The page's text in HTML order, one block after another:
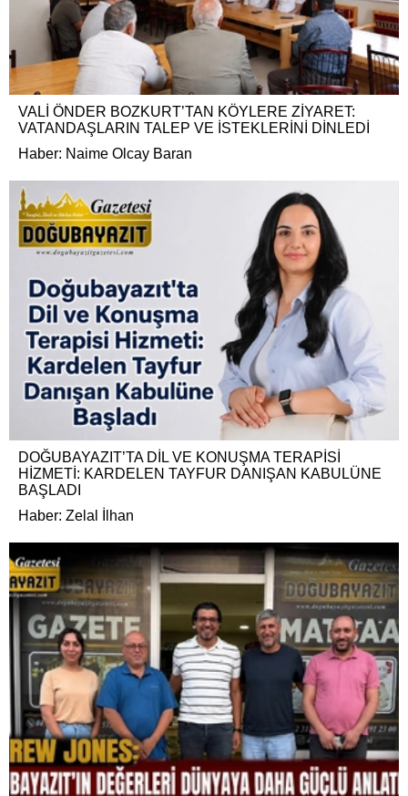
VALİ ÖNDER BOZKURT’TAN KÖYLERE ZİYARET:
VATANDAŞLARIN TALEP VE İSTEKLERİNİ DİNLEDİ
Haber: Naime Olcay Baran
DOĞUBAYAZIT’TA DİL VE KONUŞMA TERAPİSİ
HİZMETİ: KARDELEN TAYFUR DANIŞAN KABULÜNE
BAŞLADI
Haber: Zelal İlhan